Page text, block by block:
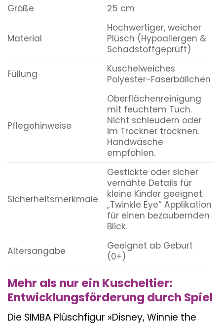
Größe
25 cm
Material
Hochwertiger, weicher
Plüsch (Hypoallergen &
Schadstoffgeprüft)
Füllung
Kuschelweiches
Polyester-Faserbällchen
Pflegehinweise
Oberflächenreinigung
mit feuchtem Tuch.
Nicht schleudern oder
im Trockner trocknen.
Handwäsche
empfohlen.
Sicherheitsmerkmale
Gestickte oder sicher
vernähte Details für
kleine Kinder geeignet.
„Twinkle Eye“ Applikation
für einen bezaubernden
Blick.
Altersangabe
Geeignet ab Geburt
(0+)
Mehr als nur ein Kuscheltier:
Entwicklungsförderung durch Spiel
Die SIMBA Plüschfigur »Disney, Winnie the